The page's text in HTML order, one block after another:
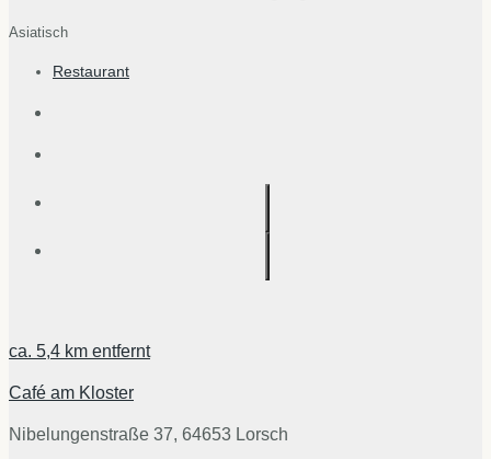
Asiatisch
Restaurant
ca. 5,4 km entfernt
Café am Kloster
Nibelungenstraße 37, 64653 Lorsch